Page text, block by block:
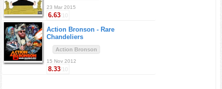
23 Mar 2015
6.63/10
Action Bronson - Rare
Chandeliers
Action Bronson
15 Nov 2012
8.33/10